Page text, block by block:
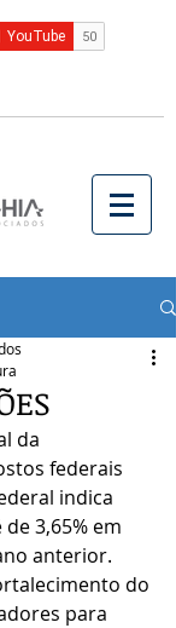
da
federais
indica
3,65% em
anterior.
do
para